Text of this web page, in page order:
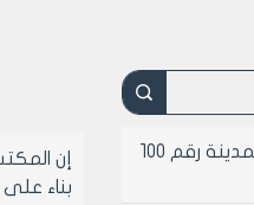
إن
بناء على
قرار المكتب التنفيذي للمدينة رقم 100